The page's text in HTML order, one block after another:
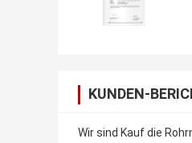
KUNDEN-
Wir sind Kauf die